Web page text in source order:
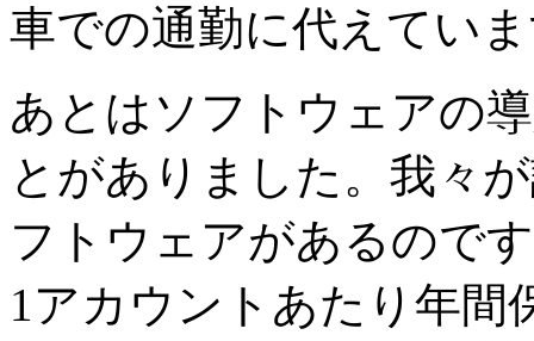
車での通勤に代えてい
あとはソフトウェアの
とがありました。我々
フトウェアがあるので
1アカウントあたり年間